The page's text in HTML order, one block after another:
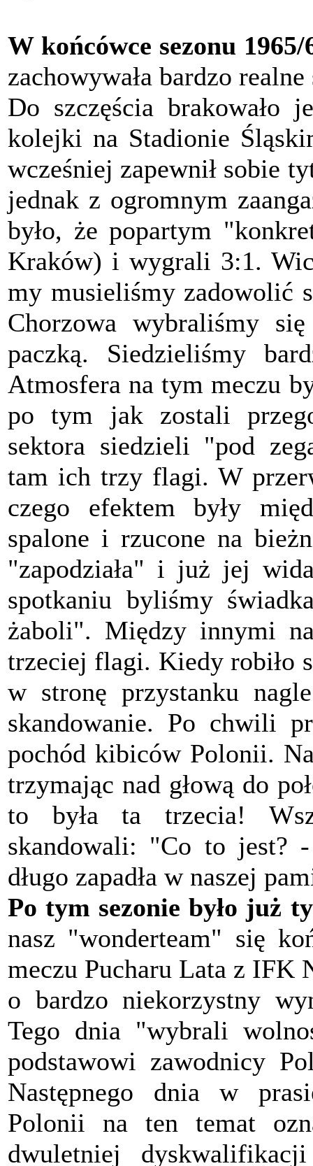
W końcówce sezonu
zachowywała bardzo
Do szczęścia brakowało
kolejki na Stadionie
wcześniej zapewnił sobie
jednak z ogromnym
było, że popartym
Kraków) i wygrali 3:1.
my musieliśmy zadowolić
Chorzowa wybraliśmy
paczką. Siedzieliśmy
Atmosfera na tym meczu
po tym jak zostali
sektora siedzieli "pod
tam ich trzy flagi. W
czego efektem były
spalone i rzucone na
"zapodziała" i już jej
spotkaniu byliśmy
żaboli". Między innymi
trzeciej flagi. Kiedy robiło
w stronę przystanku
skandowanie. Po chwili
pochód kibiców Polonii.
trzymając nad głową do
to była ta trzecia!
skandowali: "Co to jest?
długo zapadła w naszej
Po tym sezonie było już
nasz "wonderteam" się
meczu Pucharu Lata z IFK
o bardzo niekorzystny
Tego dnia "wybrali
podstawowi zawodnicy
Następnego dnia w
Polonii na ten temat
dwuletniej